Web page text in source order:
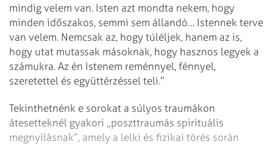
mindig velem van. Isten azt mondta nekem, hogy
minden időszakos, semmi sem állandó… Istennek terve
van velem. Nemcsak az, hogy túléljek, hanem az is,
hogy utat mutassak másoknak, hogy hasznos legyek a
számukra. Az én Istenem reménnyel, fénnyel,
szeretettel és együttérzéssel teli.”
Tekinthetnénk e sorokat a súlyos traumákon
átesetteknél gyakori „poszttraumás spirituális
megnyílásnak”, amely a lelki és fizikai törés során